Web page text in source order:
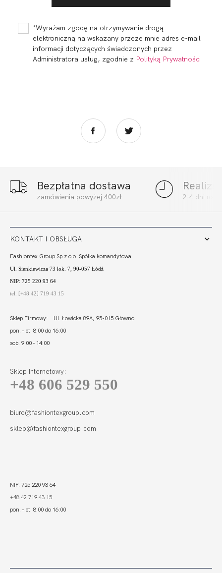
77,99 zł
LIGHT...
89,00 zł
FORTUNA
FORTUNA
FORTUNA
WIELOFUNKCYJNY...
*Wyrażam zgodę na otrzymywanie drogą
elektroniczną na wskazany przeze mnie adres e-mail
informacji dotyczących świadczonych przez
Administratora usług, zgodnie z Polityką Prywatności
Bezpłatna dostawa
zamówienia powyżej 400zł 2-4 dni
KONTAKT I OBSŁUGA
Fashiontex Group Sp.z o.o. Spółka komandytowa
Ul. Sienkiewicza 73 lok. 7, 90-057 Łódź
NIP: 725 220 93 64
tel. [+48 42] 719 43 15
Sklep Firmowy: Ul. Łowicka 89A, 95-015 Głowno
pon. - pt. 8:00 do 16:00
sob. 9:00 - 14:00
Sklep Internetowy:
+48 606 529 550
biuro@fashiontexgroup.com
sklep@fashiontexgroup.com
NIP: 725 220 93 64
+48 42 719 43 15
pon. - pt. 8:00 do 16:00